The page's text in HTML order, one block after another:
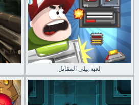
لعبة بيلي المقاتل